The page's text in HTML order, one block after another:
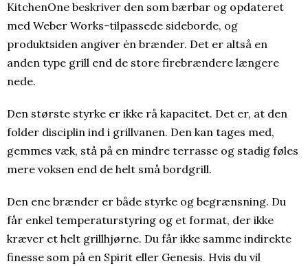
KitchenOne beskriver den som bærbar og opdateret
med Weber Works-tilpassede sideborde, og
produktsiden angiver én brænder. Det er altså en
anden type grill end de store firebrændere længere
nede.
Den største styrke er ikke rå kapacitet. Det er, at den
folder disciplin ind i grillvanen. Den kan tages med,
gemmes væk, stå på en mindre terrasse og stadig føles
mere voksen end de helt små bordgrill.
Den ene brænder er både styrke og begrænsning. Du
får enkel temperaturstyring og et format, der ikke
kræver et helt grillhjørne. Du får ikke samme indirekte
finesse som på en Spirit eller Genesis. Hvis du vil